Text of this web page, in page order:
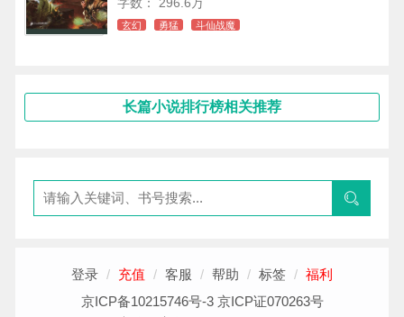
玄幻 勇猛 斗仙战魔
长篇小说排行榜相关推荐
登录 / 充值 / 客服 / 帮助 / 标签 / 福利
京ICP备10215746号-3 京ICP证070263号